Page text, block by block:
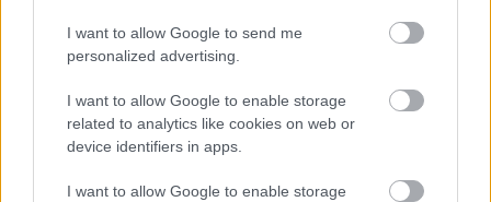
I want to allow Google to send me
personalized advertising.
I want to allow Google to enable storage
related to analytics like cookies on web or
device identifiers in apps.
I want to allow Google to enable storage
35°
3 bf
34°
2 bf
34°